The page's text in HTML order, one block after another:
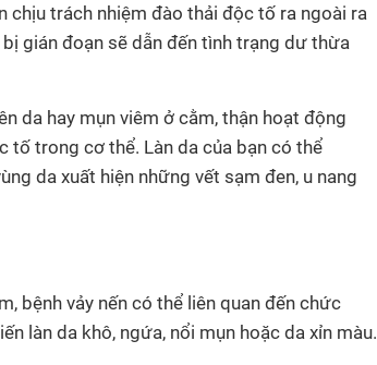
chịu trách nhiệm đào thải độc tố ra ngoài ra
gián đoạn sẽ dẫn đến tình trạng dư thừa
da hay mụn viêm ở cằm, thận hoạt động
tố trong cơ thể. Làn da của bạn có thể
da xuất hiện những vết sạm đen, u nang
bệnh vảy nến có thể liên quan đến chức
làn da khô, ngứa, nổi mụn hoặc da xỉn màu.